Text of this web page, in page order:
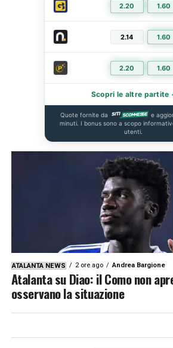
2.20 1.60
2.14 1.60
2.20 1.60
Scopri le altre partite
Quote fornite da
e
minuti. I bonus sono a scopo
utenti.
ATALANTA NEWS 2 ore ago Andrea Bargione
Atalanta su Diao: il Como non
osservano la situazione